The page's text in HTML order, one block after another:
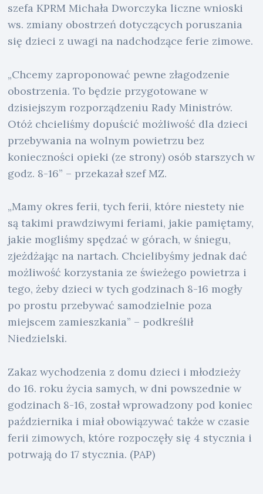
szefa KPRM Michała Dworczyka liczne wnioski
ws. zmiany obostrzeń dotyczących poruszania
się dzieci z uwagi na nadchodzące ferie zimowe.
„Chcemy zaproponować pewne złagodzenie
obostrzenia. To będzie przygotowane w
dzisiejszym rozporządzeniu Rady Ministrów.
Otóż chcieliśmy dopuścić możliwość dla dzieci
przebywania na wolnym powietrzu bez
konieczności opieki (ze strony) osób starszych w
godz. 8-16” – przekazał szef MZ.
„Mamy okres ferii, tych ferii, które niestety nie
są takimi prawdziwymi feriami, jakie pamiętamy,
jakie mogliśmy spędzać w górach, w śniegu,
zjeżdżając na nartach. Chcielibyśmy jednak dać
możliwość korzystania ze świeżego powietrza i
tego, żeby dzieci w tych godzinach 8-16 mogły
po prostu przebywać samodzielnie poza
miejscem zamieszkania” – podkreślił
Niedzielski.
Zakaz wychodzenia z domu dzieci i młodzieży
do 16. roku życia samych, w dni powszednie w
godzinach 8-16, został wprowadzony pod koniec
października i miał obowiązywać także w czasie
ferii zimowych, które rozpoczęły się 4 stycznia i
potrwają do 17 stycznia. (PAP)